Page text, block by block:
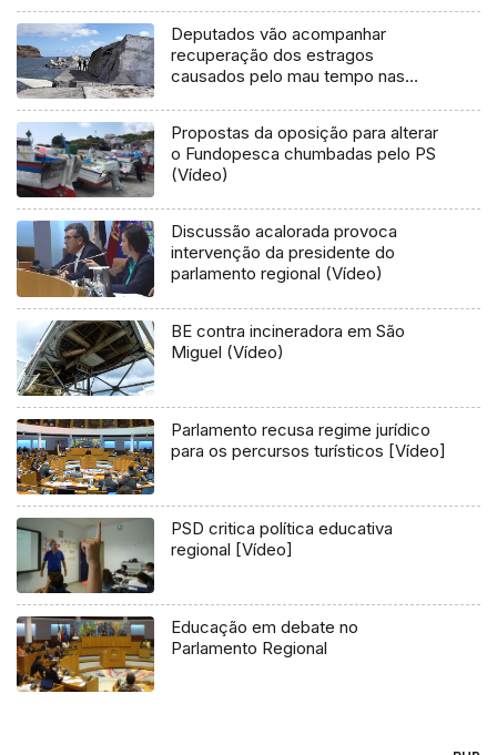
Deputados vão acompanhar
recuperação dos estragos
causados pelo mau tempo nas
Propostas da oposição para alterar
o Fundopesca chumbadas pelo PS
(Vídeo)
Discussão acalorada provoca
intervenção da presidente do
parlamento regional (Vídeo)
BE contra incineradora em São
Miguel (Vídeo)
Parlamento recusa regime jurídico
para os percursos turísticos [Vídeo]
PSD critica política educativa
regional [Vídeo]
Educação em debate no
Parlamento Regional